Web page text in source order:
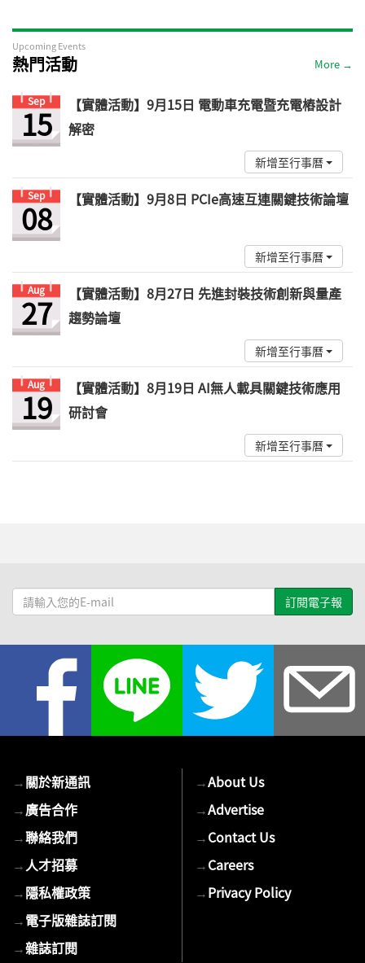
Upcoming Events
熱門活動 More →
Sep
15
【實體活動】9月15日 電動車充電暨充電樁設計
解密
新增至行事曆
Sep
08 【實體活動】9月8日 PCIe高速互連關鍵技術論壇
新增至行事曆
Aug
27
【實體活動】8月27日 先進封裝技術創新與量產
趨勢論壇
新增至行事曆
Aug
19
【實體活動】8月19日 AI無人載具關鍵技術應用
研討會
新增至行事曆
請
輸
→關於新通訊
→廣告合作
→聯絡我們
→人才招募
→隱私權政策
→電子版雜誌訂閱
→雜誌訂閱
→About Us
→Advertise
→Contact Us
→Careers
→Privacy Policy